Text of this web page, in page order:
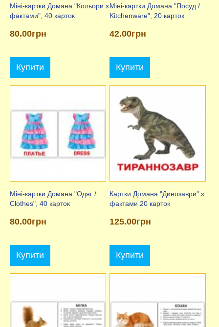
Міні-картки Домана "Кольори з
фактами", 40 карток
80.00грн
Купити
Міні-картки Домана "Посуд /
Kitchenware", 20 карток
42.00грн
Купити
Міні-картки Домана "Одяг /
Clothes", 40 карток
80.00грн
Купити
Картки Домана "Динозаври" з
фактами 20 карток
125.00грн
Купити